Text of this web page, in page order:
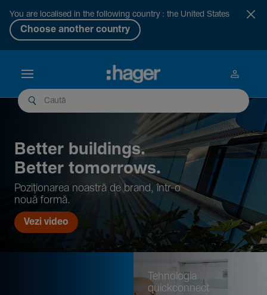
You are localised in the following country : the United States
Choose another country
Better buil­dings.
Better tomor­rows.
Pozi­țio­narea noastră de brand, într-o
nouă formă.
Vezi video
Tehno­logia
quickconnect